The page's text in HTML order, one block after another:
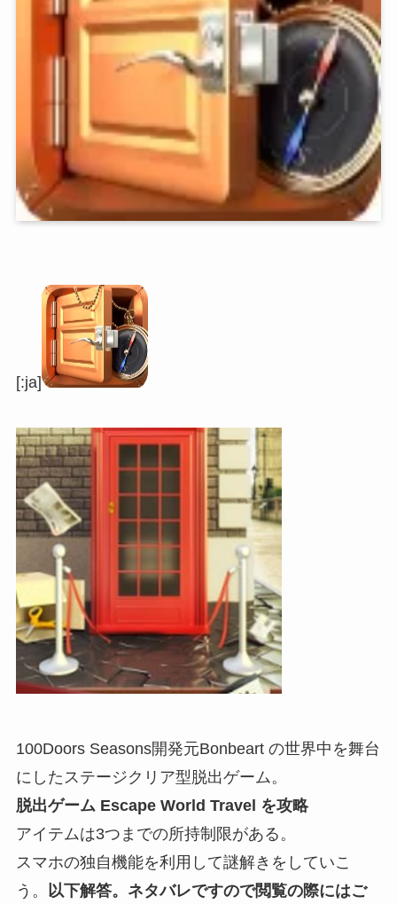
[:ja]
100Doors Seasons開発元Bonbeart の世界中を舞台
にしたステージクリア型脱出ゲーム。
脱出ゲーム Escape World Travel を攻略
アイテムは3つまでの所持制限がある。
スマホの独自機能を利用して謎解きをしていこ
う。 以下解答。ネタバレですので閲覧の際にはご